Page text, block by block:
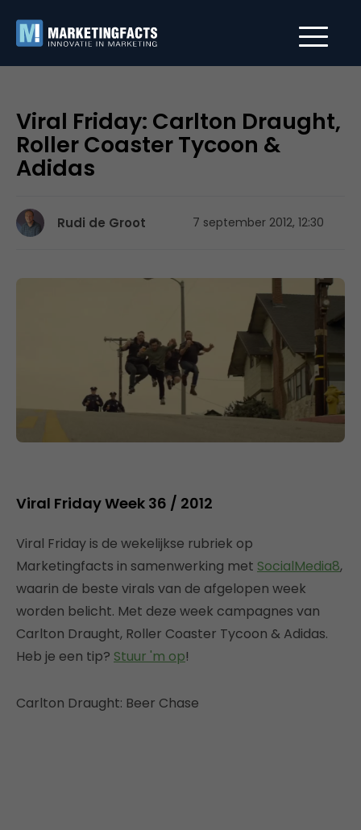
Viral Friday: Carlton Draught,
Roller Coaster Tycoon &
Adidas
Rudi de Groot 7 september 2012, 12:30
Viral Friday Week 36 / 2012
Viral Friday is de wekelijkse rubriek op
Marketingfacts in samenwerking met SocialMedia8,
waarin de beste virals van de afgelopen week
worden belicht. Met deze week campagnes van
Carlton Draught, Roller Coaster Tycoon & Adidas.
Heb je een tip? Stuur 'm op!
Carlton Draught: Beer Chase